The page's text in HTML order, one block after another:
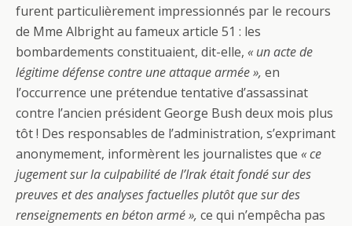
furent particulièrement impressionnés par le recours
de Mme Albright au fameux article 51 : les
bombardements constituaient, dit-elle, « un acte de
légitime défense contre une attaque armée », en
l’occurrence une prétendue tentative d’assassinat
contre l’ancien président George Bush deux mois plus
tôt ! Des responsables de l’administration, s’exprimant
anonymement, informèrent les journalistes que « ce
jugement sur la culpabilité de l’Irak était fondé sur des
preuves et des analyses factuelles plutôt que sur des
renseignements en béton armé », ce qui n’empêcha pas